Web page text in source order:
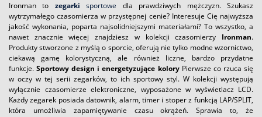
Ironman to zegarki sportowe dla prawdziwych mężczyzn. Szukasz
wytrzymałego czasomierza w przystępnej cenie? Interesuje Cię najwyższa
jakość wykonania, poparta najsolidniejszymi materiałami? To wszystko, a
nawet znacznie więcej znajdziesz w kolekcji czasomierzy Ironman.
Produkty stworzone z myślą o sporcie, oferują nie tylko modne wzornictwo,
ciekawą gamę kolorystyczną, ale również liczne, bardzo przydatne
funkcje.Sportowy design i energetyzujące kolory Pierwsze co rzuca się
w oczy w tej serii zegarków, to ich sportowy styl. W kolekcji występują
wyłącznie czasomierze elektroniczne, wyposażone w wyświetlacz LCD.
Każdy zegarek posiada datownik, alarm, timer i stoper z funkcją LAP/SPLIT,
która umożliwia zapamiętywanie czasu okrążeń. Sprawia to, że